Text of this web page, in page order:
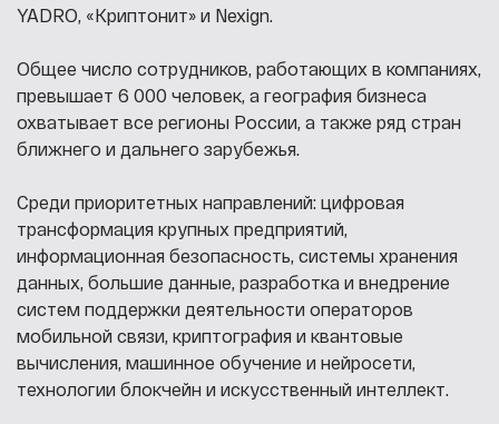
YADRO, «Криптонит» и Nexign.
Общее число сотрудников, работающих в компаниях,
превышает 6 000 человек, а география бизнеса
охватывает все регионы России, а также ряд стран
ближнего и дальнего зарубежья.
Среди приоритетных направлений: цифровая
трансформация крупных предприятий,
информационная безопасность, системы хранения
данных, большие данные, разработка и внедрение
систем поддержки деятельности операторов
мобильной связи, криптография и квантовые
вычисления, машинное обучение и нейросети,
технологии блокчейн и искусственный интеллект.